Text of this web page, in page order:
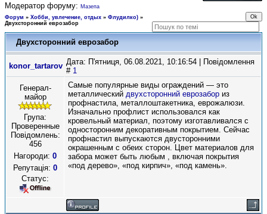
Модератор форуму: Мазепа
Форум » Хобби, увлечение, отдых » Флудилко) »
Двухсторонний еврозабор
Двухсторонний еврозабор
konor_tartarov Дата: П'ятниця, 06.08.2021, 10:16:54 | Повідомлення
# 1
Генерал-
майор
Група:
Проверенные
Повідомлень:
456
Нагороди: 0
Репутація: 0
Статус:
Самые популярные виды ограждений — это
металлический двухсторонний еврозабор из
профнастила, металлоштакетника, еврожалюзи.
Изначально профлист использовался как
кровельный материал, поэтому изготавливался с
односторонним декоративным покрытием. Сейчас
профнастил выпускаются двусторонними
окрашенным с обеих сторон. Цвет материалов для
забора может быть любым , включая покрытия
«под дерево», «под кирпич», «под камень».